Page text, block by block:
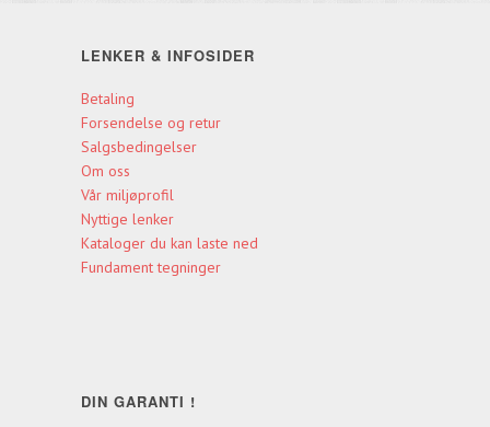
LENKER & INFOSIDER
Betaling
Forsendelse og retur
Salgsbedingelser
Om oss
Vår miljøprofil
Nyttige lenker
Kataloger du kan laste ned
Fundament tegninger
DIN GARANTI !